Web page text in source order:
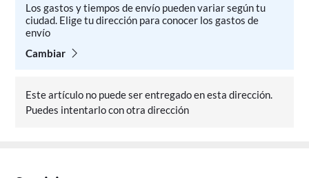
Los gastos y tiempos de envío pueden variar según tu
ciudad. Elige tu dirección para conocer los gastos de
envío
Cambiar
Este artículo no puede ser entregado en esta dirección.
Puedes intentarlo con otra dirección